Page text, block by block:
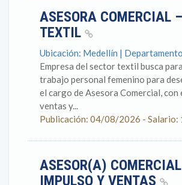
ASESORA COMERCIAL
TEXTIL
Ubicación: Medellín |
Empresa del sector textil busca
trabajo personal femenino para
el cargo de Asesora Comercial, con
ventas y...
Publicación: 04/08/2026 - Salario:
ASESOR(A)
IMPULSO Y VENTAS